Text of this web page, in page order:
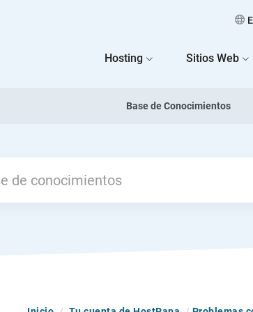
Hosting Sitios Web
Base de Conocimientos